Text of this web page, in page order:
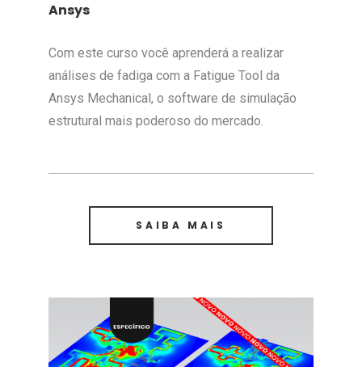
Ansys
Com este curso você aprenderá a realizar
análises de fadiga com a Fatigue Tool da
Ansys Mechanical, o software de simulação
estrutural mais poderoso do mercado.
SAIBA MAIS